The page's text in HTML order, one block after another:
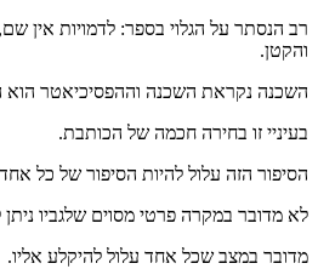
רב הנסתר על הגלוי בספר: לדמויות אין
והקטן.
השכנה נקראת השכנה וההפסיכיאטר הוא
בעיניי זו בחירה חכמה של הכותבת.
הסיפור הזה עלול להיות הסיפור של כל
לא מדובר במקרה פרטי מסוים שלגביו
מדובר במצב שכל אחד עלול להיקלע אליו.